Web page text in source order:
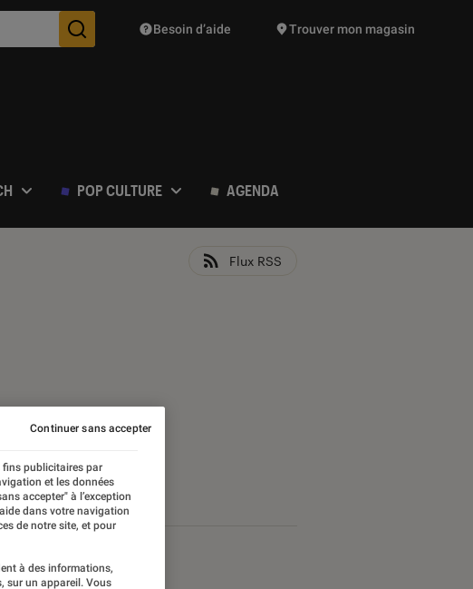
Des suggestions de produits vont vous être proposées
Besoin d’aide Trouver mon magasin
POP CULTURE AGENDA
Flux RSS
fins publicitaires par
et les données
accepter" à l’exception
dans votre navigation
de notre site, et pour
à des informations,
sur un appareil. Vous
Continuer sans accepter